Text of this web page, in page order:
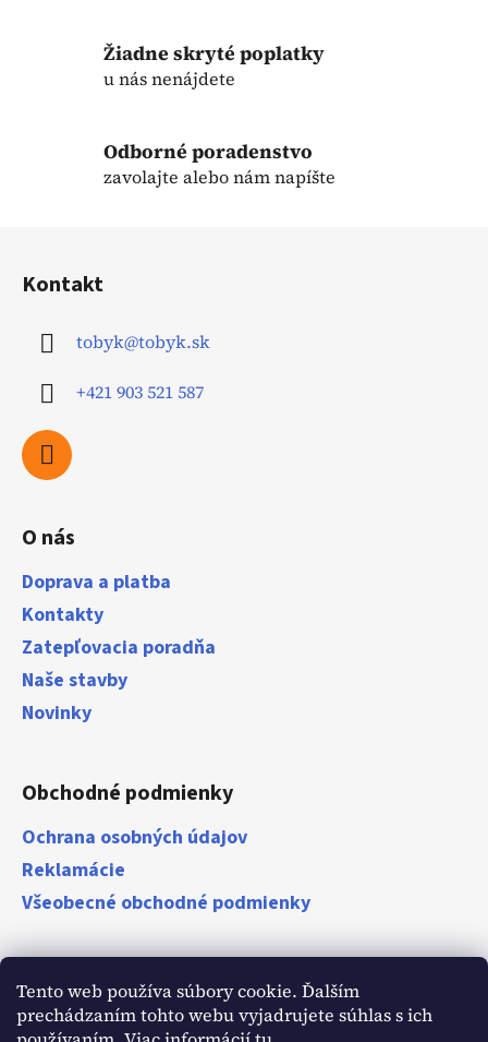
Tento web používa súbory cookie. Ďalším
prechádzaním tohto webu vyjadrujete súhlas s ich
v
ý
p
Žiadne skryté poplatky
u nás nenájdete
Odborné poradenstvo
zavolajte alebo nám napíšte
Kontakt
tobyk@tobyk.sk
+421 903 521 587
O nás
Doprava a platba
Kontakty
Zatepľovacia poradňa
Naše stavby
Novinky
Obchodné podmienky
Ochrana osobných údajov
Reklamácie
Všeobecné obchodné podmienky
Zákazníci
Naši zákazníci o nás